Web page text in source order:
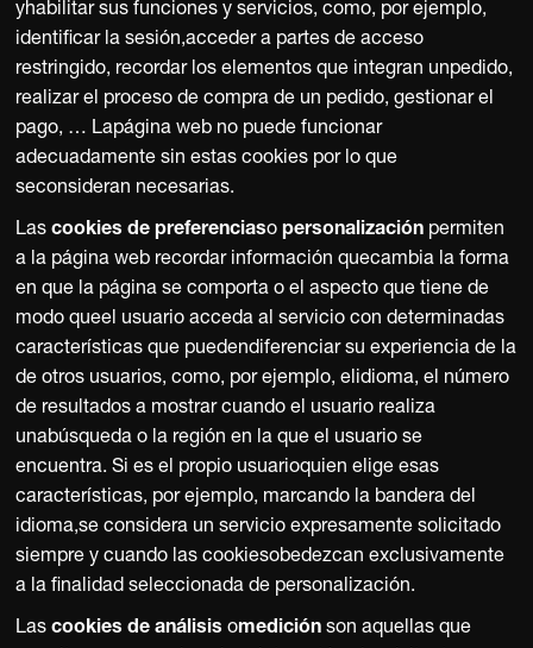
yhabilitar sus funciones y servicios, como, por ejemplo,
identificar la sesión,acceder a partes de acceso
restringido, recordar los elementos que integran unpedido,
realizar el proceso de compra de un pedido, gestionar el
pago, … Lapágina web no puede funcionar
adecuadamente sin estas cookies por lo que
seconsideran necesarias.
Lascookies de preferenciaso personalización permiten
a la página web recordar información quecambia la forma
en que la página se comporta o el aspecto que tiene de
modo queel usuario acceda al servicio con determinadas
características que puedendiferenciar su experiencia de la
de otros usuarios, como, por ejemplo, elidioma, el número
de resultados a mostrar cuando el usuario realiza
unabúsqueda o la región en la que el usuario se
encuentra. Si es el propio usuarioquien elige esas
características, por ejemplo, marcando la bandera del
idioma,se considera un servicio expresamente solicitado
siempre y cuando las cookiesobedezcan exclusivamente
a la finalidad seleccionada de personalización.
Lascookies de análisis omedición son aquellas que